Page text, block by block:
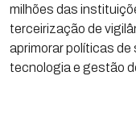
milhões das
terceirização de
aprimorar políticas
tecnologia e gestão